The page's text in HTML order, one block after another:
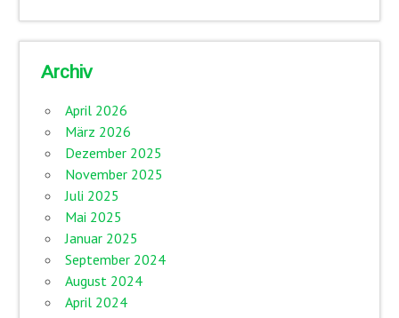
Archiv
April 2026
März 2026
Dezember 2025
November 2025
Juli 2025
Mai 2025
Januar 2025
September 2024
August 2024
April 2024